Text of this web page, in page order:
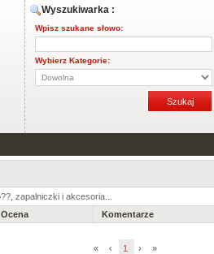
Wyszukiwarka :
Wpisz szukane słowo:
Wybierz Kategorie:
zapalniczki i akcesoria...
Ocena Komentarze
« ‹ 1 › »